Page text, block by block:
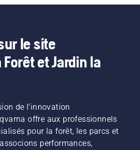
le site
et Jardin la
de l'innovation
offre aux professionnels
pour la forêt, les parcs et
performances,